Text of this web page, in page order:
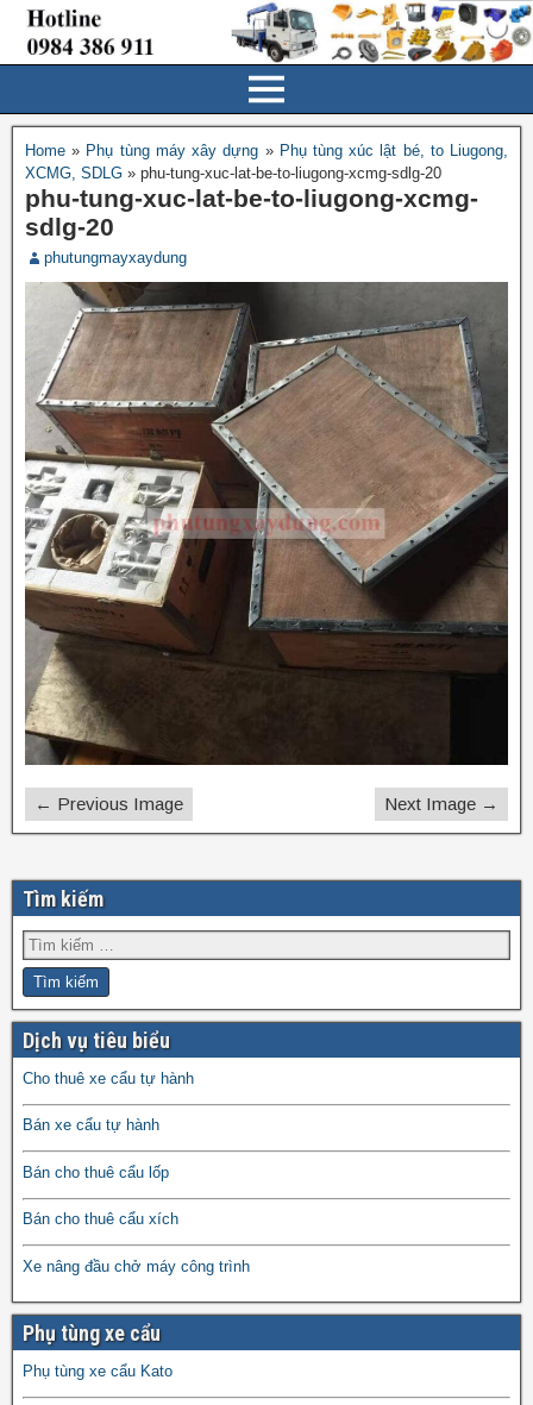
Home » Phụ tùng máy xây dựng » Phụ tùng xúc lật bé, to Liugong,
XCMG, SDLG » phu-tung-xuc-lat-be-to-liugong-xcmg-sdlg-20
phu-tung-xuc-lat-be-to-liugong-xcmg-
sdlg-20
phutungmayxaydung
← Previous Image Next Image →
Tìm kiếm
Dịch vụ tiêu biểu
Cho thuê xe cẩu tự hành
Bán xe cẩu tự hành
Bán cho thuê cẩu lốp
Bán cho thuê cẩu xích
Xe nâng đầu chở máy công trình
Phụ tùng xe cẩu
Phụ tùng xe cẩu Kato